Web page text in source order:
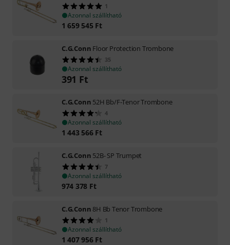
1
Azonnal szállítható
1 659 545 Ft
C.G.Conn Floor Protection Trombone
35
Azonnal szállítható
391 Ft
C.G.Conn 52H Bb/F-Tenor Trombone
4
Azonnal szállítható
1 443 566 Ft
C.G.Conn 52B- SP Trumpet
7
Azonnal szállítható
974 378 Ft
C.G.Conn 8H Bb Tenor Trombone
1
Azonnal szállítható
1 407 956 Ft